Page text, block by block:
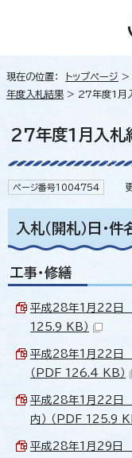
現在の位置： トップページ >
年度入札結果 > 27年度1月
27年度1月入札
ページ番号1004754 更
入札（開札）日・件
工事・修繕
平成28年1月22日
125.9 KB）
平成28年1月22日
（PDF 126.4 KB）
平成28年1月22日
内） （PDF 125.9
平成28年1月29日